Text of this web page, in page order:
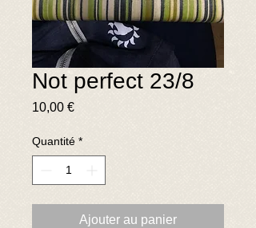
Not perfect 23/8
10,00 €Prix
Quantité *
Ajouter au panier